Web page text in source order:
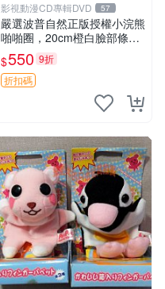
影視動漫CD專輯DVD 57
嚴選波普自然正版授權小浣熊
啪啪圈，20cm橙白臉部條紋
清晰，毛絨超萌贈品推薦。
小浣熊 波普 圈環
$550 9折
折扣碼